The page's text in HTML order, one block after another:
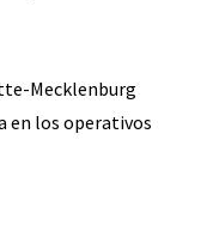
Mecklenburg
en los operativos